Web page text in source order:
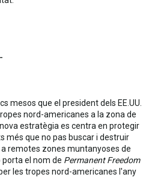
mesos que el president dels EE.UU.
nord-americanes a la zona de
estratègia es centra en protegir
més que no pas buscar i destruir
remotes zones muntanyoses de
el nom de Permanent Freedom
les tropes nord-americanes l'any